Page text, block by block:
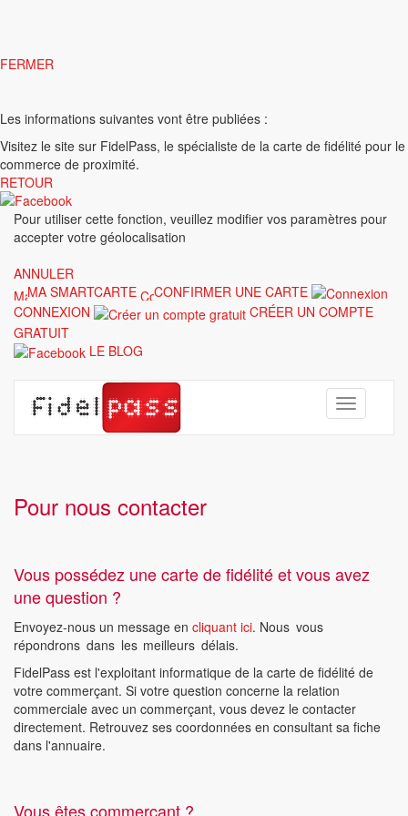
FERMER
Les informations suivantes vont être publiées :
Visitez le site sur FidelPass, le spécialiste de la carte de fidélité pour le
commerce de proximité.
RETOUR
Pour utiliser cette fonction, veuillez modifier vos paramètres pour
accepter votre géolocalisation
ANNULER
MA SMARTCARTE
CONFIRMER UNE CARTE
CONNEXION
CRÉER UN COMPTE
GRATUIT
LE BLOG
Toggle
navigation
Pour nous contacter
Vous possédez une carte de fidélité et vous avez
une question ?
Envoyez-nous un message en cliquant ici. Nous vous
répondrons dans les meilleurs délais.
FidelPass est l'exploitant informatique de la carte de fidélité de
votre commerçant. Si votre question concerne la relation
commerciale avec un commerçant, vous devez le contacter
directement. Retrouvez ses coordonnées en consultant sa fiche
dans l'annuaire.
Vous êtes commerçant ?